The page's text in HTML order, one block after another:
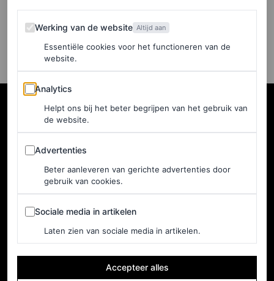
ELLIE ROBERTSON
NEDERLAND
Werking van de website
Werking van de website Altijd aan
Essentiële cookies voor het functioneren van de
website.
Analytics
Analytics
Helpt ons bij het beter begrijpen van het gebruik van
de website.
Advertenties
Advertenties
Beter aanleveren van gerichte advertenties door
gebruik van cookies.
Sociale media in artikelen
Sociale media in artikelen
Laten zien van sociale media in artikelen.
Accepteer alles